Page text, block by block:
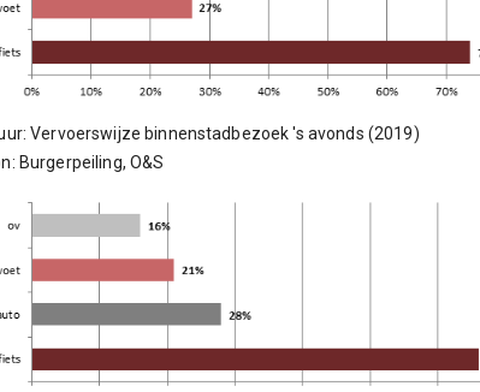
Vervoerswijze binnenstadbezoek 's avonds (2019)
Burgerpeiling, O&S